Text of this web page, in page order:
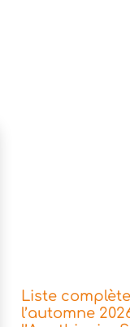
Liste
l’automne